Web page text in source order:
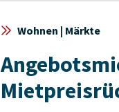
Wohnen | Märkte